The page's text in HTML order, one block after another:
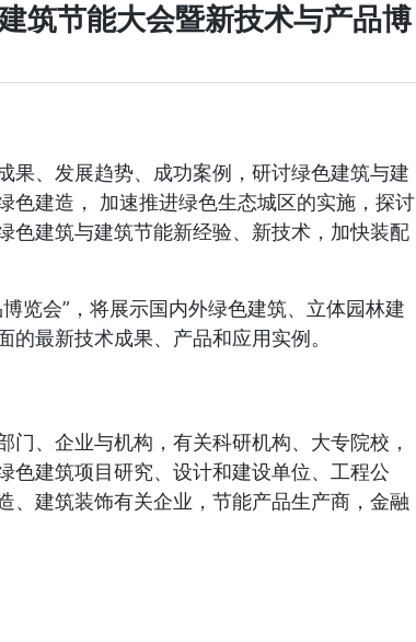
筑节能大会暨新技术与产品博
果、发展趋势、成功案例，研讨绿色建筑与建
色建造， 加速推进绿色生态城区的实施，探讨
色建筑与建筑节能新经验、新技术，加快装配
览会”，将展示国内外绿色建筑、立体园林建
最新技术成果、产品和应用实例。
、企业与机构，有关科研机构、大专院校，
色建筑项目研究、设计和建设单位、工程公
、建筑装饰有关企业，节能产品生产商，金融